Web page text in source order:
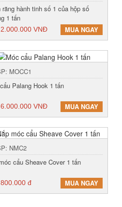
răng hành tinh số 1 của hộp số
1 tấn
2.000.000 VNĐ MUA NGAY
MOCC1
Palang Hook 1 tấn
6.000.000 VNĐ MUA NGAY
NMC2
cẩu Sheave Cover 1 tấn
800.000 đ MUA NGAY